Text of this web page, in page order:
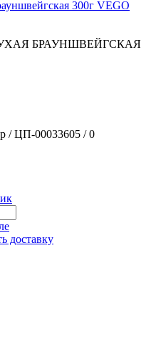
БРАУНШВЕЙГСКАЯ
/ ЦП-00033605 / 0
доставку